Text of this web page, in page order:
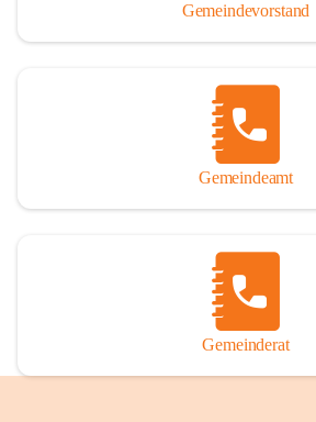
Gemeindevorstand
Gemeindeamt
Gemeinderat